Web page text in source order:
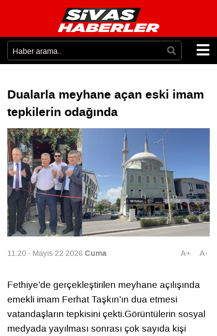
Dualarla meyhane açan eski imam
tepkilerin odağında
11:20 - Mayıs 22 2026 Cuma A+ A-
Fethiye’de gerçekleştirilen meyhane açılışında
emekli imam Ferhat Taşkın’ın dua etmesi
vatandaşların tepkisini çekti.Görüntülerin sosyal
medyada yayılması sonrası çok sayıda kişi